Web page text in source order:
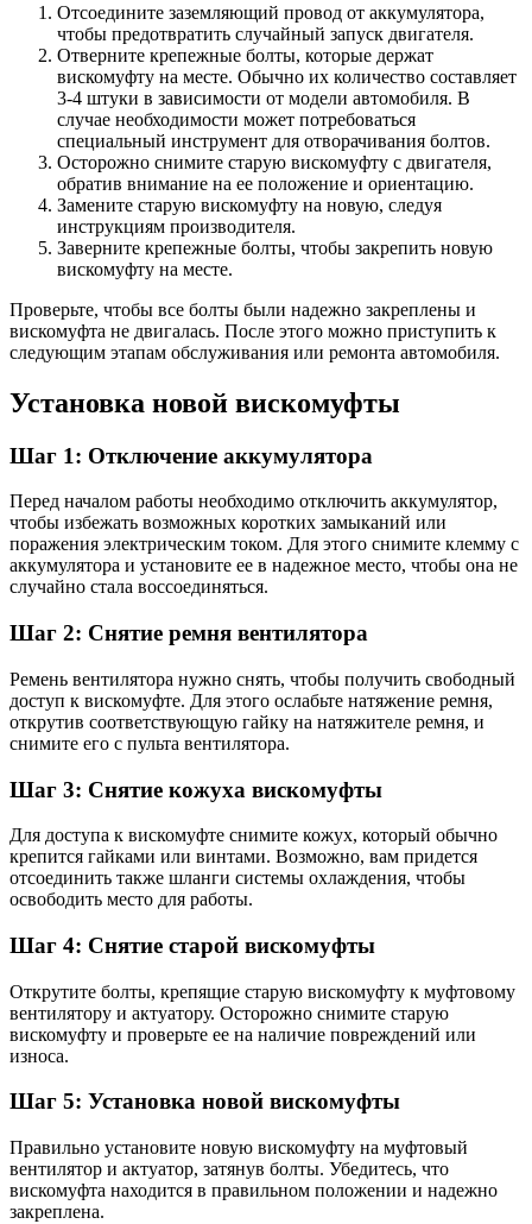
Отсоедините заземляющий провод от аккумулятора,
чтобы предотвратить случайный запуск двигателя.
Отверните крепежные болты, которые держат
вискомуфту на месте. Обычно их количество составляет
3-4 штуки в зависимости от модели автомобиля. В
случае необходимости может потребоваться
специальный инструмент для отворачивания болтов.
Осторожно снимите старую вискомуфту с двигателя,
обратив внимание на ее положение и ориентацию.
Замените старую вискомуфту на новую, следуя
инструкциям производителя.
Заверните крепежные болты, чтобы закрепить новую
вискомуфту на месте.
Проверьте, чтобы все болты были надежно закреплены и
вискомуфта не двигалась. После этого можно приступить к
следующим этапам обслуживания или ремонта автомобиля.
Установка новой вискомуфты
Шаг 1: Отключение аккумулятора
Перед началом работы необходимо отключить аккумулятор,
чтобы избежать возможных коротких замыканий или
поражения электрическим током. Для этого снимите клемму с
аккумулятора и установите ее в надежное место, чтобы она не
случайно стала воссоединяться.
Шаг 2: Снятие ремня вентилятора
Ремень вентилятора нужно снять, чтобы получить свободный
доступ к вискомуфте. Для этого ослабьте натяжение ремня,
открутив соответствующую гайку на натяжителе ремня, и
снимите его с пульта вентилятора.
Шаг 3: Снятие кожуха вискомуфты
Для доступа к вискомуфте снимите кожух, который обычно
крепится гайками или винтами. Возможно, вам придется
отсоединить также шланги системы охлаждения, чтобы
освободить место для работы.
Шаг 4: Снятие старой вискомуфты
Открутите болты, крепящие старую вискомуфту к муфтовому
вентилятору и актуатору. Осторожно снимите старую
вискомуфту и проверьте ее на наличие повреждений или
износа.
Шаг 5: Установка новой вискомуфты
Правильно установите новую вискомуфту на муфтовый
вентилятор и актуатор, затянув болты. Убедитесь, что
вискомуфта находится в правильном положении и надежно
закреплена.